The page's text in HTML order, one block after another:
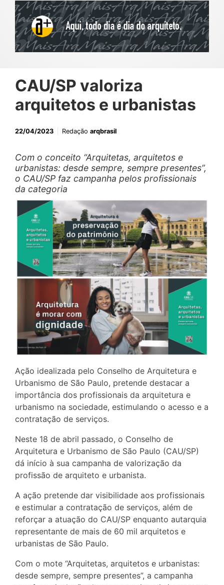
CAU/SP valoriza
arquitetos e urbanistas
22/04/2023 Redação arqbrasil
Com o conceito “Arquitetas, arquitetos e
urbanistas: desde sempre, sempre presentes”,
o CAU/SP faz campanha pelos profissionais
da categoria
Ação idealizada pelo Conselho de Arquitetura e
Urbanismo de São Paulo, pretende destacar a
importância dos profissionais da arquitetura e
urbanismo na sociedade, estimulando o acesso e a
contratação de serviços.
Neste 18 de abril passado, o Conselho de
Arquitetura e Urbanismo de São Paulo (CAU/SP)
dá início à sua campanha de valorização da
profissão de arquiteto e urbanista.
A ação pretende dar visibilidade aos profissionais
e estimular a contratação de serviços, além de
reforçar a atuação do CAU/SP enquanto autarquia
representante de mais de 60 mil arquitetos e
urbanistas de São Paulo.
Com o mote “Arquitetas, arquitetos e urbanistas:
desde sempre, sempre presentes”, a campanha